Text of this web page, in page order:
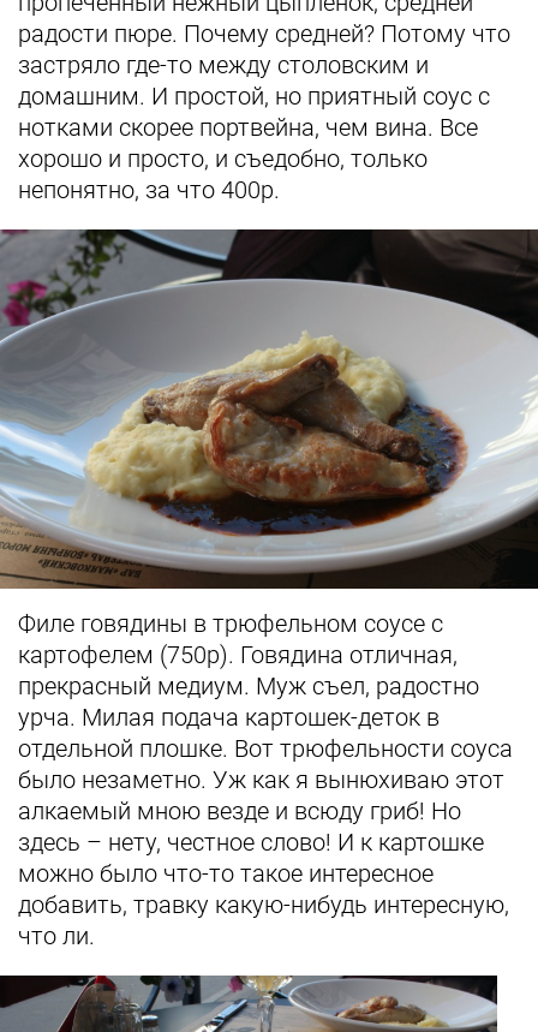
радости пюре. Почему средней? Потому что
застряло где-то между столовским и
домашним. И простой, но приятный соус с
нотками скорее портвейна, чем вина. Все
хорошо и просто, и съедобно, только
непонятно, за что 400р.
Филе говядины в трюфельном соусе с
картофелем (750р). Говядина отличная,
прекрасный медиум. Муж съел, радостно
урча. Милая подача картошек-деток в
отдельной плошке. Вот трюфельности соуса
было незаметно. Уж как я вынюхиваю этот
алкаемый мною везде и всюду гриб! Но
здесь – нету, честное слово! И к картошке
можно было что-то такое интересное
добавить, травку какую-нибудь интересную,
что ли.